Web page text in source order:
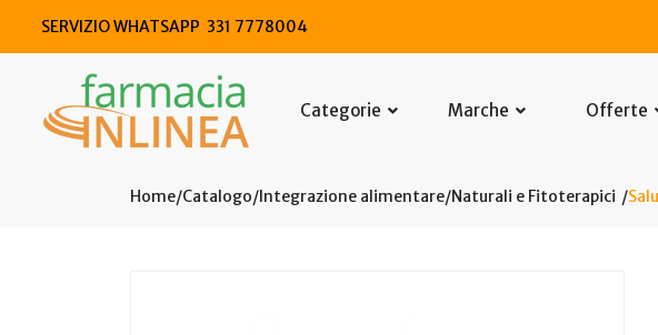
SERVIZIO WHATSAPP 331 7778004
Categorie Marche Offerte
Home Catalogo/Integrazione alimentare/Naturali e Fitoterapici